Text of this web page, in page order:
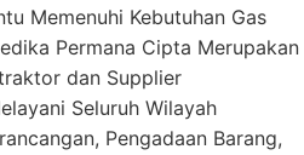
Memenuhi Kebutuhan Gas
Permana Cipta Merupakan
dan Supplier
Seluruh Wilayah
Pengadaan Barang,